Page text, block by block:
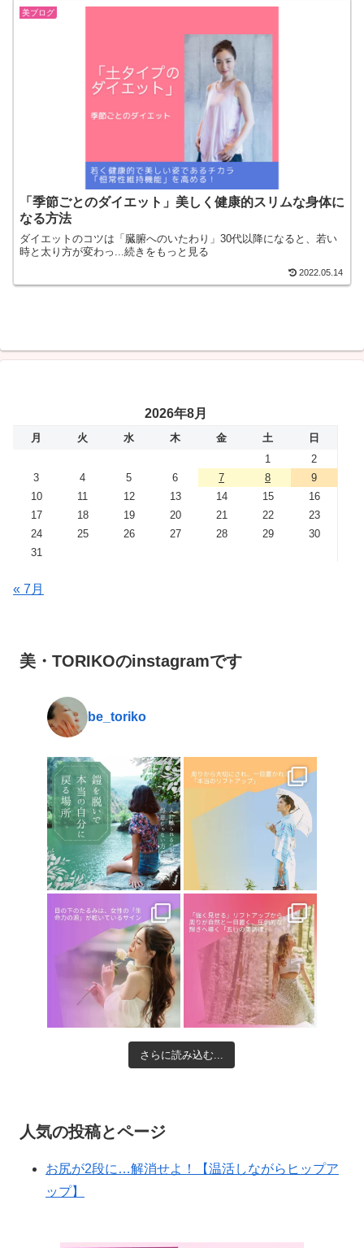
美ブログ
「季節ごとのダイエット」美しく健康的スリムな身体に
なる方法
ダイエットのコツは「臓腑へのいたわり」30代以降になると、若い
時と太り方が変わっ...続きをもっと見る
2022.05.14
2026年8月
月 火 水 木 金 土
日
1
2
3
4 5 6 7 8
9
10
11 12 13 14 15
16
17
18 19 20 21 22
23
24
25 26 27 28 29
30
31
« 7月
美・TORIKOのinstagramです
be_toriko
さらに読み込む...
人気の投稿とページ
お尻が2段に…解消せよ！【温活しながらヒップア
ップ】